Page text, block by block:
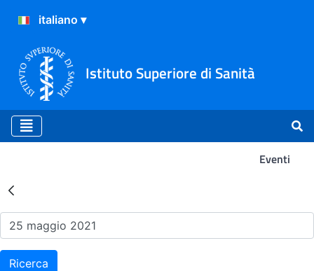
Istituto Superiore di Sanità
Eventi
Risultati della Ricerca -
Ricerca